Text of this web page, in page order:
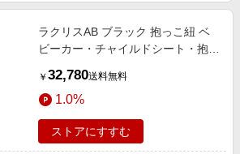
ラクリスAB ブラック 抱っこ紐 ベ
ビーカー・チャイルドシート・抱っ
っこ紐・スリング
￥ 32,780送料無料
1.0%
ストアにすすむ